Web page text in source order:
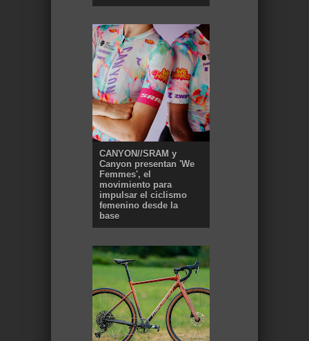
CANYON//SRAM y
Canyon presentan 'We
Femmes', el
movimiento para
impulsar el ciclismo
femenino desde la
base